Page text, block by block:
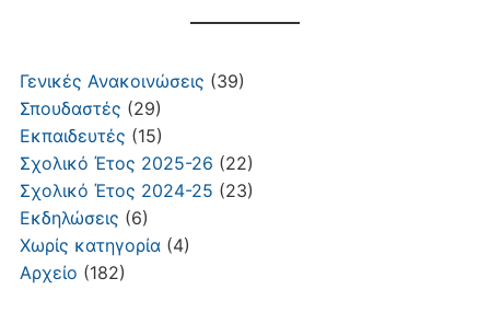
Γενικές Ανακοινώσεις (39)
Σπουδαστές (29)
Εκπαιδευτές (15)
Σχολικό Έτος 2025-26 (22)
Σχολικό Έτος 2024-25 (23)
Εκδηλώσεις (6)
Χωρίς κατηγορία(4)
Αρχείο (182)